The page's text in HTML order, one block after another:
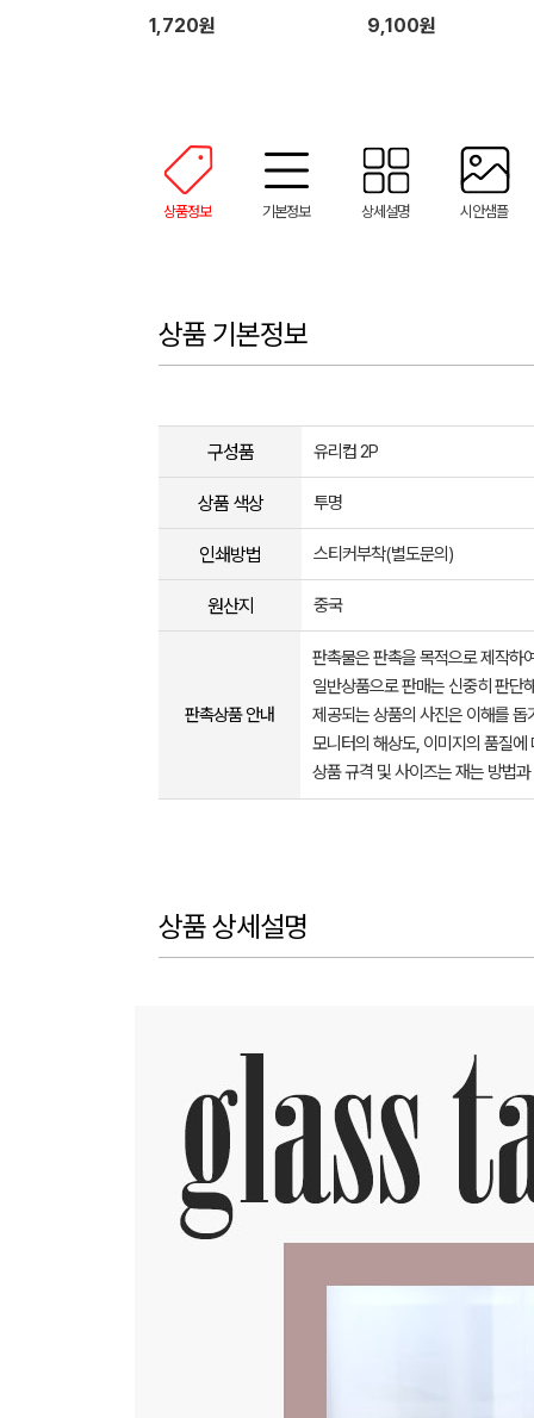
1,720원
(보자기 포장)
9,100원
상품정보 기본정보 상세설명 시안샘플
상품 기본정보
구성품 유리컵 2P
상품 색상 투명
인쇄방법 스티커부착(별도문의)
원산지 중국
판촉상품 안내
판촉물은 판촉을 목적으로 제작하
일반상품으로 판매는 신중히 판단
제공되는 상품의 사진은 이해를
모니터의 해상도, 이미지의 품질
상품 규격 및 사이즈는 재는 방법
상품 상세설명